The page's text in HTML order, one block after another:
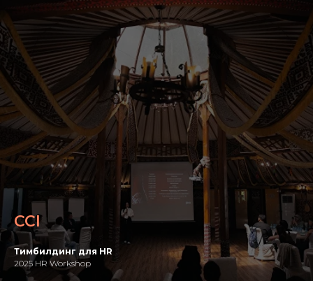
CCI
Тимбилдинг для HR
2025 HR Workshop